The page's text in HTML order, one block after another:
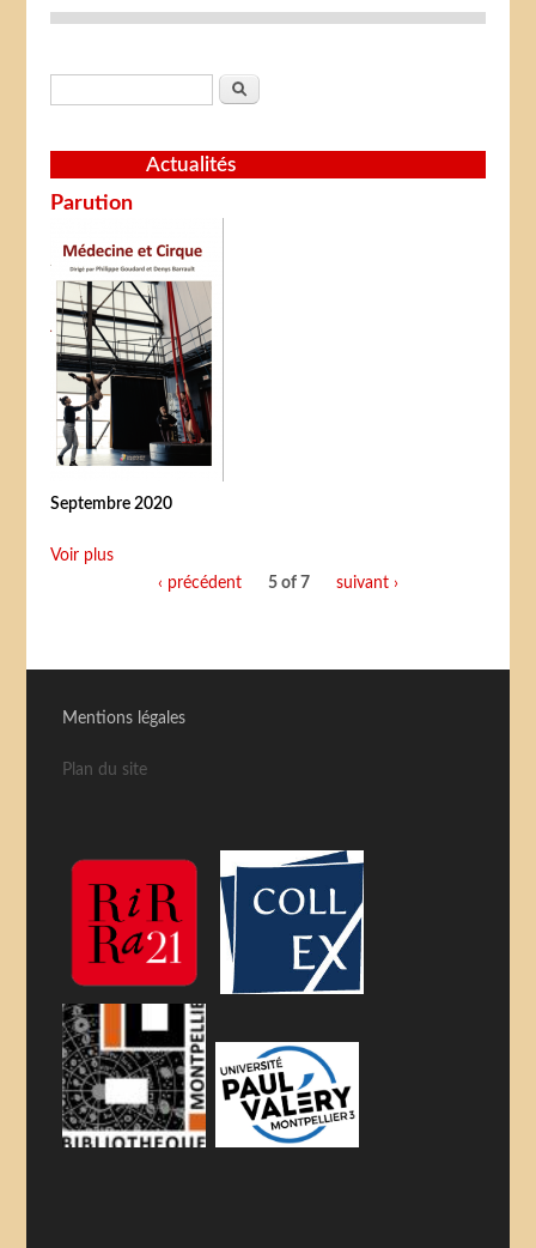
Formulaire de recherche
Rechercher
Actualités
Parution
Septembre 2020
Voir plus
‹ précédent
5 of 7 suivant ›
Mentions légales
Plan du site